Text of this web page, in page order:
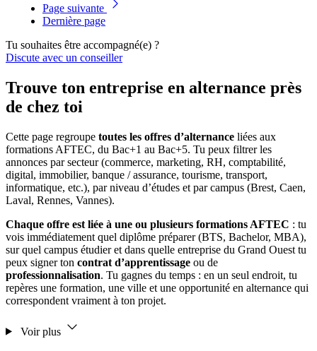
Page suivante
Dernière page
Tu souhaites être accompagné(e) ?
Discute avec un conseiller
Trouve ton entreprise en alternance près
de chez toi
Cette page regroupe toutes les offres d’alternance liées aux
formations AFTEC, du Bac+1 au Bac+5. Tu peux filtrer les
annonces par secteur (commerce, marketing, RH, comptabilité,
digital, immobilier, banque / assurance, tourisme, transport,
informatique, etc.), par niveau d’études et par campus (Brest, Caen,
Laval, Rennes, Vannes).
Chaque offre est liée à une ou plusieurs formations AFTEC : tu
vois immédiatement quel diplôme préparer (BTS, Bachelor, MBA),
sur quel campus étudier et dans quelle entreprise du Grand Ouest tu
peux signer ton contrat d’apprentissage ou de
professionnalisation. Tu gagnes du temps : en un seul endroit, tu
repères une formation, une ville et une opportunité en alternance qui
correspondent vraiment à ton projet.
Voir plus